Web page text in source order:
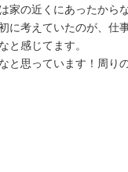
家の近くにあったからな
に考えていたのが、仕
と感じてます。
と思っています！周